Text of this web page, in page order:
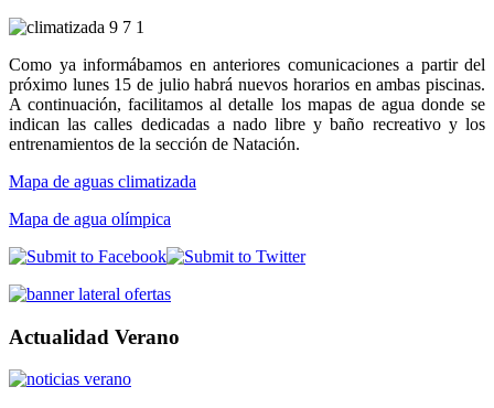
Como ya informábamos en anteriores comunicaciones a partir del
próximo lunes 15 de julio habrá nuevos horarios en ambas piscinas.
A continuación, facilitamos al detalle los mapas de agua donde se
indican las calles dedicadas a nado libre y baño recreativo y los
entrenamientos de la sección de Natación.
Mapa de aguas climatizada
Mapa de agua olímpica
Actualidad Verano